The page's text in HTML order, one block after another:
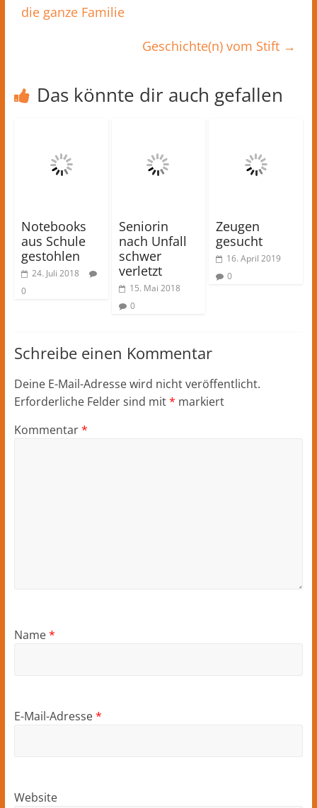
die ganze Familie
Geschichte(n) vom Stift →
Das könnte dir auch gefallen
Notebooks
aus Schule
gestohlen
24. Juli 2018
0
Seniorin
nach Unfall
schwer
verletzt
15. Mai 2018
0
Zeugen
gesucht
16. April 2019
0
Schreibe einen Kommentar
Deine E-Mail-Adresse wird nicht veröffentlicht.
Erforderliche Felder sind mit* markiert
Kommentar*
Name*
E-Mail-Adresse*
Website